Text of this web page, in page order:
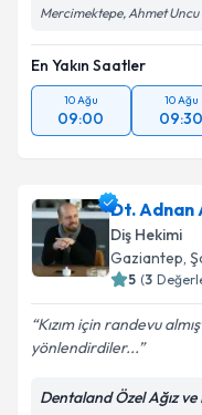
Mercimektepe, Ahmet
En Yakın Saatler
10 Ağu
09:00
10 Ağu
09:30
Dt. Adnan
Diş Hekimi
Gaziantep,
5 (3
Kızım için randevu
yönlendirdiler...
Dentaland Özel Ağız ve